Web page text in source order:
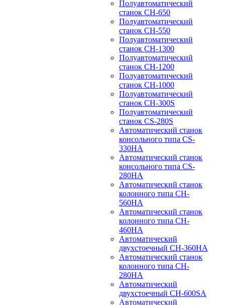
Полуавтоматический
станок CH-650
Полуавтоматический
станок CH-550
Полуавтоматический
станок CH-1300
Полуавтоматический
станок CH-1200
Полуавтоматический
станок CH-1000
Полуавтоматический
станок CH-300S
Полуавтоматический
станок CS-280S
Автоматический станок
консольного типа CS-
330HA
Автоматический станок
консольного типа CS-
280HA
Автоматический станок
колонного типа CH-
560HA
Автоматический станок
колонного типа CH-
460HA
Автоматический
двухстоечный CH-360HA
Автоматический станок
колонного типа CH-
280HA
Автоматический
двухстоечный CH-600SA
Автоматический